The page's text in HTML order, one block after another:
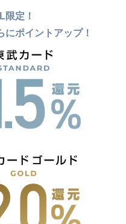
定！
ポイントアップ！